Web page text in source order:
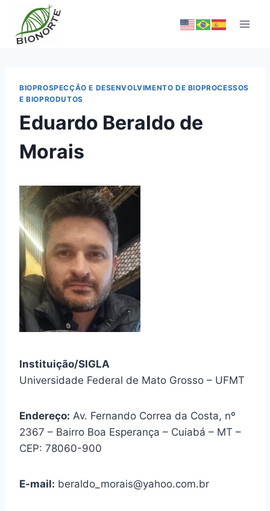
BIOPROSPECÇÃO E DESENVOLVIMENTO DE BIOPROCESSOS
E BIOPRODUTOS
Eduardo Beraldo de
Morais
Instituição/SIGLA
Universidade Federal de Mato Grosso – UFMT
Endereço: Av. Fernando Correa da Costa, nº
2367 – Bairro Boa Esperança – Cuiabá – MT –
CEP: 78060-900
E-mail: beraldo_morais@yahoo.com.br